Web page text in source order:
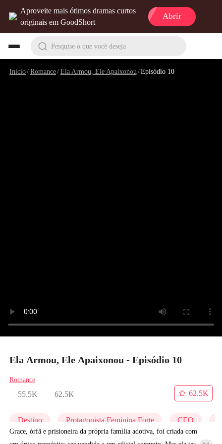
Aproveite mais ótimos dramas curtos
originais em GoodShort
Abrir
Pesquise o que você deseja
Início/Romance/Ela Armou, Ele Apaixonou/Episódio 10
Ela Armou, Ele Apaixonou - Episódio 10
Romance
55.5K 62.5K
62.5K
Destino Protagonista Feminina Forte CEO
Grace, órfã e prisioneira da própria família adotiva, foi criada com